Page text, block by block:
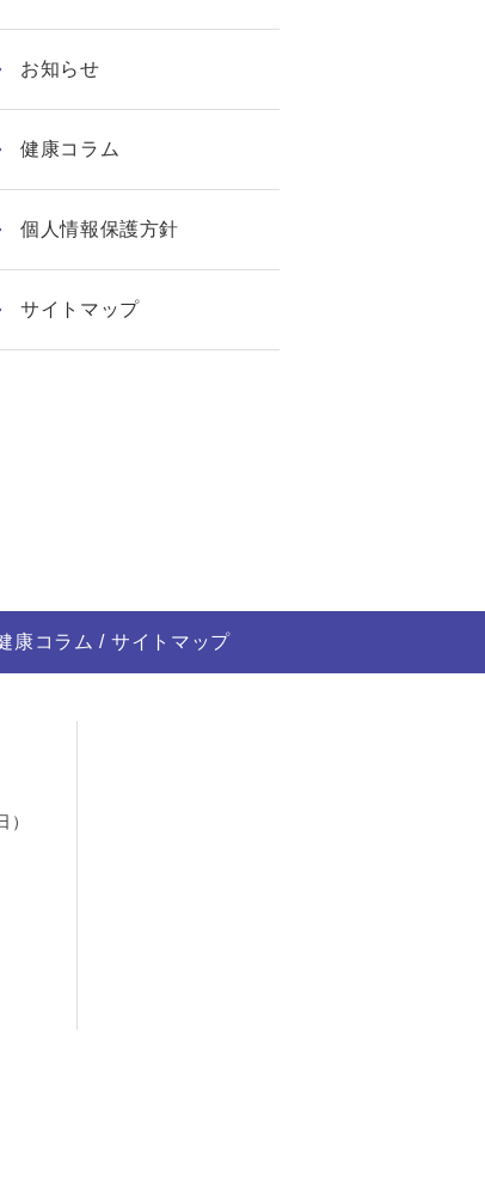
お知らせ
健康コラム
個人情報保護方針
サイトマップ
康コラム サイトマップ